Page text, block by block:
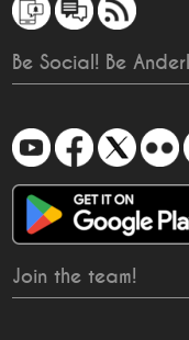
Be Social! Be
Join the team!